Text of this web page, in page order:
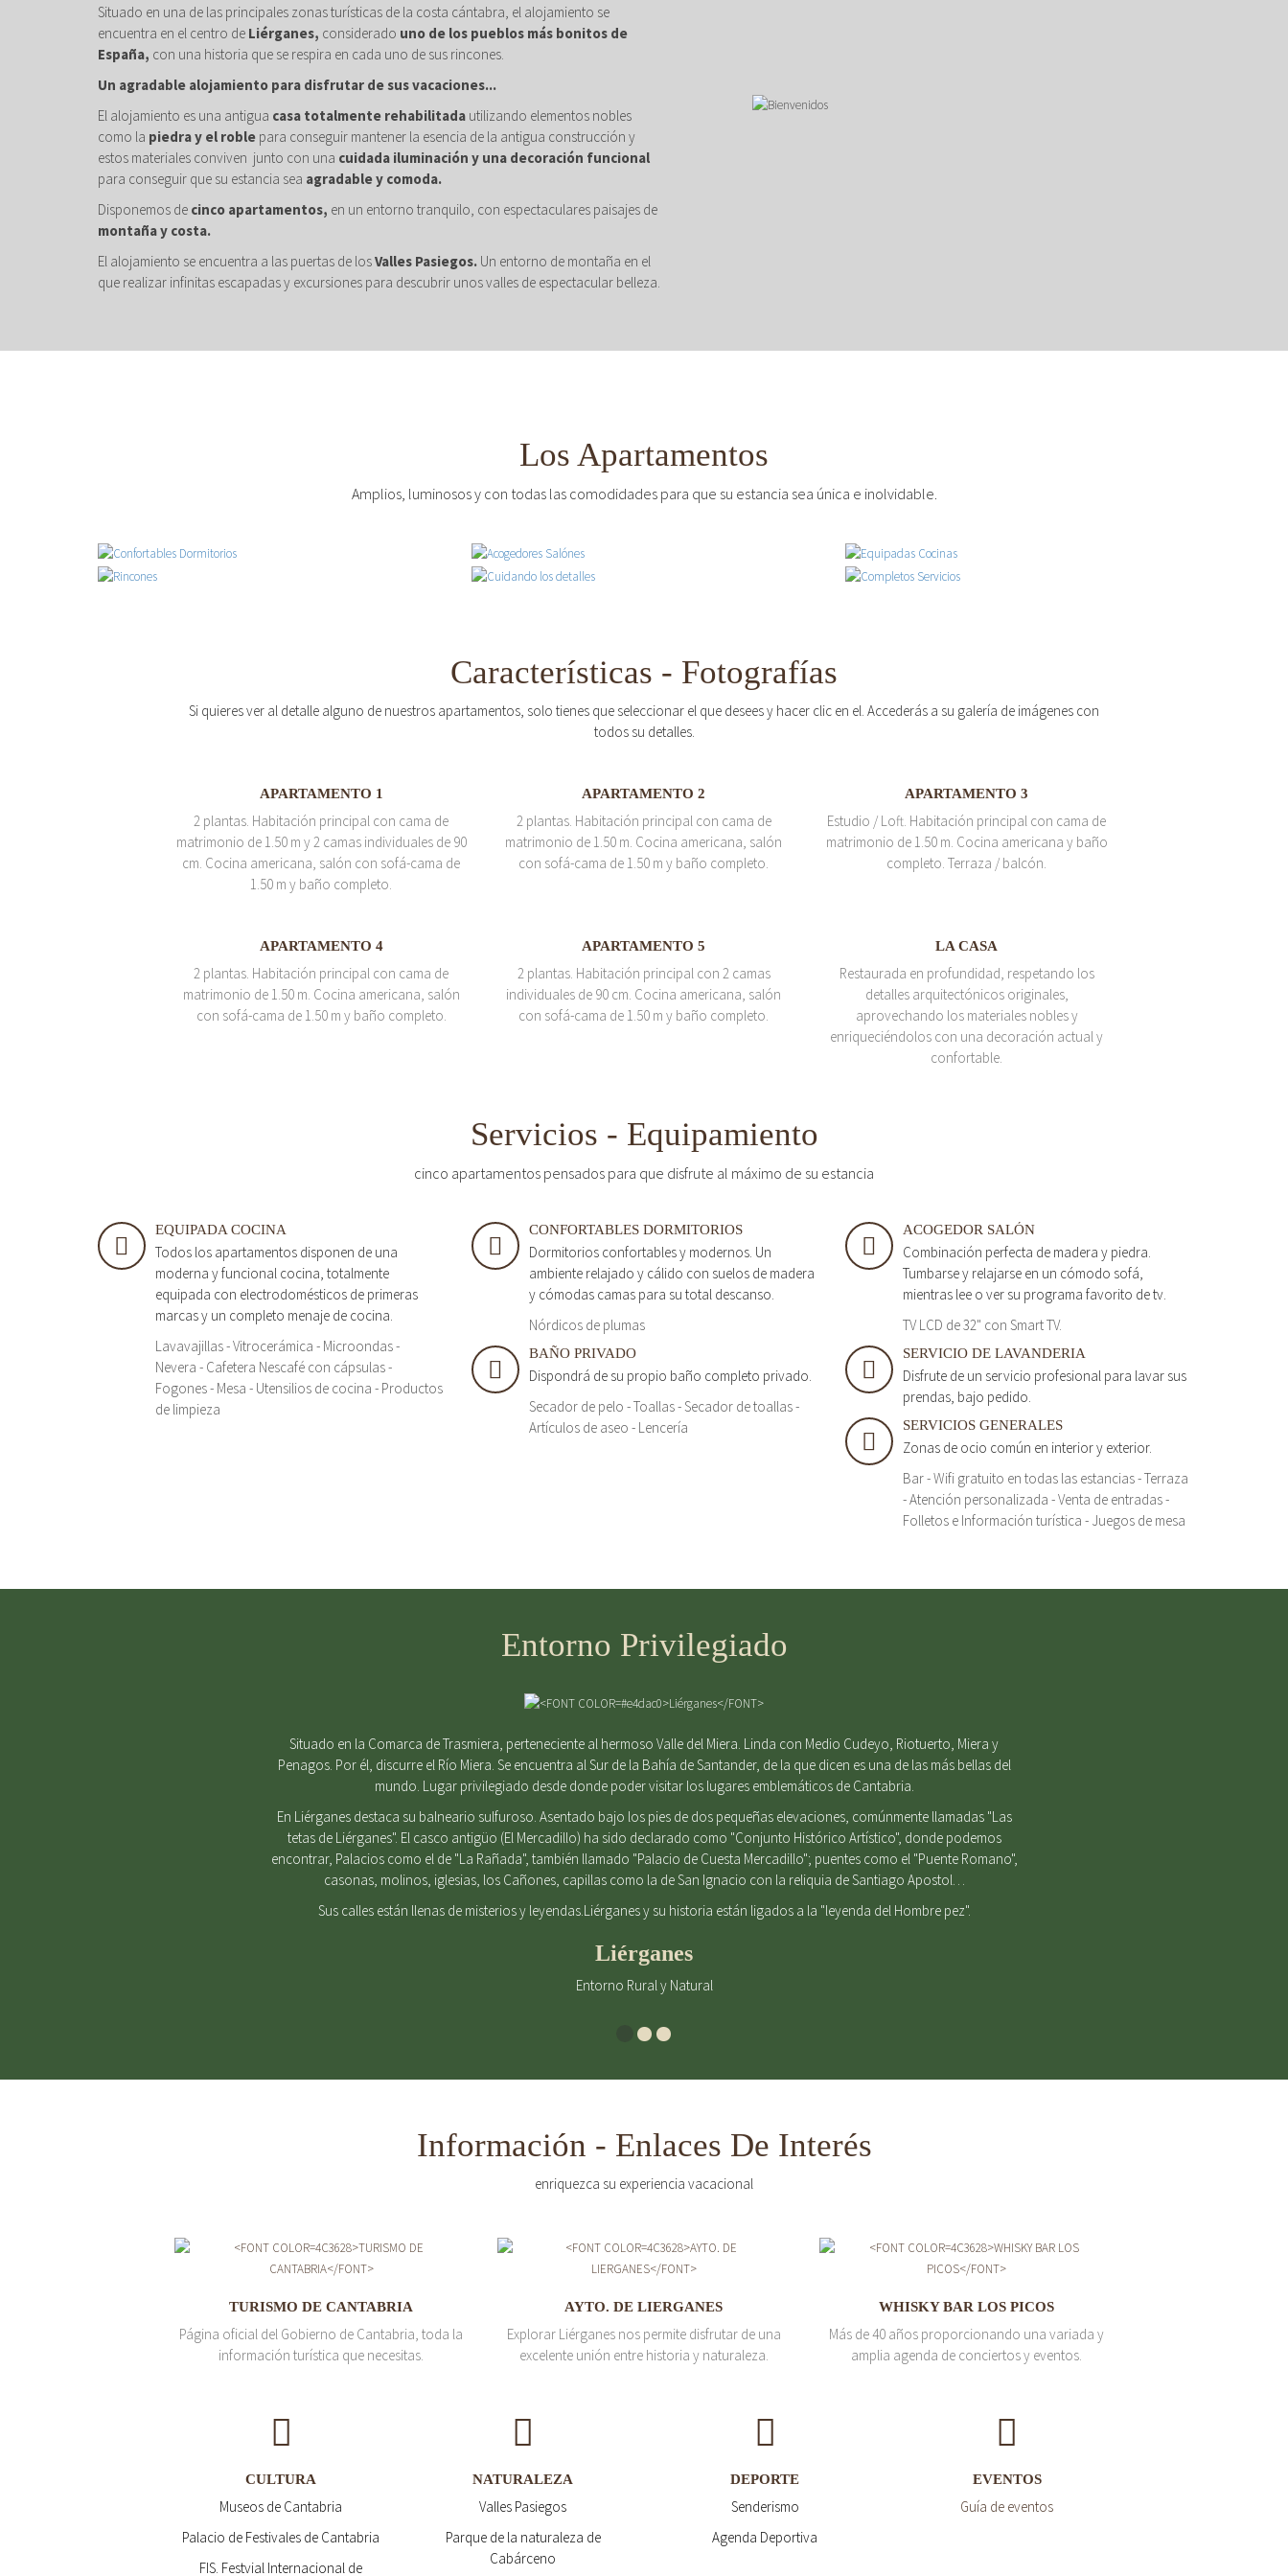
Situado en una de las principales zonas turísticas de la costa cántabra, el alojamiento se
encuentra en el centro de Liérganes, considerado uno de los pueblos más bonitos de
España, con una historia que se respira en cada uno de sus rincones.
Un agradable alojamiento para disfrutar de sus vacaciones...
El alojamiento es una antigua casa totalmente rehabilitada utilizando elementos nobles
como la piedra y el roble para conseguir mantener la esencia de la antigua construcción y
estos materiales conviven junto con una cuidada iluminación y una decoración funcional
para conseguir que su estancia sea agradable y comoda.
Disponemos de cinco apartamentos, en un entorno tranquilo, con espectaculares paisajes de
montaña y costa.
El alojamiento se encuentra a las puertas de losValles Pasiegos. Un entorno de montaña en el
que realizar infinitas escapadas y excursiones para descubrir unos valles de espectacular belleza.
Los Apartamentos
Amplios, luminosos y con todas las comodidades para que su estancia sea única e inolvidable.
Características - Fotografías
Si quieres ver al detalle alguno de nuestros apartamentos, solo tienes que seleccionar el que desees y hacer clic en el. Accederás a su galería de imágenes con
todos su detalles.
APARTAMENTO 1
2 plantas. Habitación principal con cama de
matrimonio de 1.50 m y 2 camas individuales de 90
cm. Cocina americana, salón con sofá-cama de
1.50 m y baño completo.
APARTAMENTO 2
2 plantas. Habitación principal con cama de
matrimonio de 1.50 m. Cocina americana, salón
con sofá-cama de 1.50 m y baño completo.
APARTAMENTO 3
Estudio / Loft. Habitación principal con cama de
matrimonio de 1.50 m. Cocina americana y baño
completo. Terraza / balcón.
APARTAMENTO 4
2 plantas. Habitación principal con cama de
matrimonio de 1.50 m. Cocina americana, salón
con sofá-cama de 1.50 m y baño completo.
APARTAMENTO 5
2 plantas. Habitación principal con 2 camas
individuales de 90 cm. Cocina americana, salón
con sofá-cama de 1.50 m y baño completo.
LA CASA
Restaurada en profundidad, respetando los
detalles arquitectónicos originales,
aprovechando los materiales nobles y
enriqueciéndolos con una decoración actual y
confortable.
Servicios - Equipamiento
cinco apartamentos pensados para que disfrute al máximo de su estancia
EQUIPADA COCINA
Todos los apartamentos disponen de una
moderna y funcional cocina, totalmente
equipada con electrodomésticos de primeras
marcas y un completo menaje de cocina.
Lavavajillas - Vitrocerámica - Microondas -
Nevera - Cafetera Nescafé con cápsulas -
Fogones - Mesa - Utensilios de cocina - Productos
de limpieza
CONFORTABLES DORMITORIOS
Dormitorios confortables y modernos. Un
ambiente relajado y cálido con suelos de madera
y cómodas camas para su total descanso.
Nórdicos de plumas
ACOGEDOR SALÓN
Combinación perfecta de madera y piedra.
Tumbarse y relajarse en un cómodo sofá,
mientras lee o ver su programa favorito de tv.
TV LCD de 32" con Smart TV.
BAÑO PRIVADO
Dispondrá de su propio baño completo privado.
Secador de pelo - Toallas - Secador de toallas -
Artículos de aseo - Lencería
SERVICIO DE LAVANDERIA
Disfrute de un servicio profesional para lavar sus
prendas, bajo pedido.
SERVICIOS GENERALES
Zonas de ocio común en interior y exterior.
Bar - Wifi gratuito en todas las estancias - Terraza
- Atención personalizada - Venta de entradas -
Folletos e Información turística - Juegos de mesa
Entorno Privilegiado
Situado en la Comarca de Trasmiera, perteneciente al hermoso Valle del Miera. Linda con Medio Cudeyo, Riotuerto, Miera y
Penagos. Por él, discurre el Río Miera. Se encuentra al Sur de la Bahía de Santander, de la que dicen es una de las más bellas del
mundo. Lugar privilegiado desde donde poder visitar los lugares emblemáticos de Cantabria.
En Liérganes destaca su balneario sulfuroso. Asentado bajo los pies de dos pequeñas elevaciones, comúnmente llamadas "Las
tetas de Liérganes". El casco antigüo (El Mercadillo) ha sido declarado como "Conjunto Histórico Artístico", donde podemos
encontrar, Palacios como el de "La Rañada", también llamado "Palacio de Cuesta Mercadillo"; puentes como el "Puente Romano",
casonas, molinos, iglesias, los Cañones, capillas como la de San Ignacio con la reliquia de Santiago Apostol…
Sus calles están llenas de misterios y leyendas.Liérganes y su historia están ligados a la "leyenda del Hombre pez".
Liérganes
Entorno Rural y Natural
Información - Enlaces De Interés
enriquezca su experiencia vacacional
TURISMO DE CANTABRIA
Página oficial del Gobierno de Cantabria, toda la
información turística que necesitas.
AYTO. DE LIERGANES
Explorar Liérganes nos permite disfrutar de una
excelente unión entre historia y naturaleza.
WHISKY BAR LOS PICOS
Más de 40 años proporcionando una variada y
amplia agenda de conciertos y eventos.
CULTURA
Museos de Cantabria
Palacio de Festivales de Cantabria
FIS. Festvial Internacional de
NATURALEZA
Valles Pasiegos
Parque de la naturaleza de
Cabárceno
DEPORTE
Senderismo
Agenda Deportiva
EVENTOS
Guía de eventos